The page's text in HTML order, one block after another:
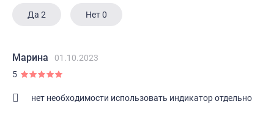
Да 2 Нет0
Марина
01.10.2023
5
нет необходимости использовать индикатор отдельно